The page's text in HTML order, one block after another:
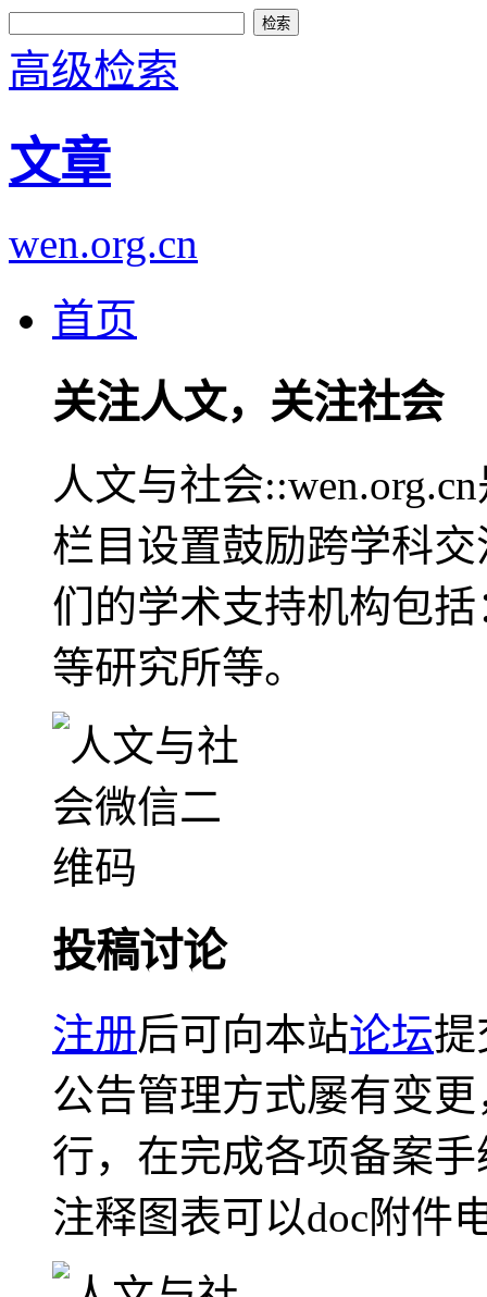
高级检索
文章
wen.org.cn
首页
关注人文，关注社会
人文与社会
栏目设置鼓励跨学科
们的学术支持机构包
等研究所等。
投稿讨论
注册后可向本站论坛提
公告管理方式屡有变
行，在完成各项备案
注释图表可以doc附件